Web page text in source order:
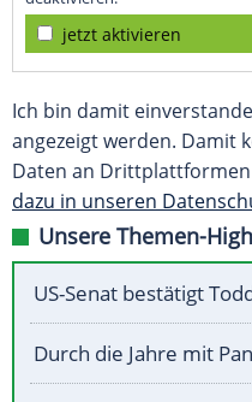
jetzt aktivieren
Ich bin damit
angezeigt werden. Damit
Daten an
dazu in unseren
Unsere Themen-
US-Senat bestätigt
Durch die Jahre mit